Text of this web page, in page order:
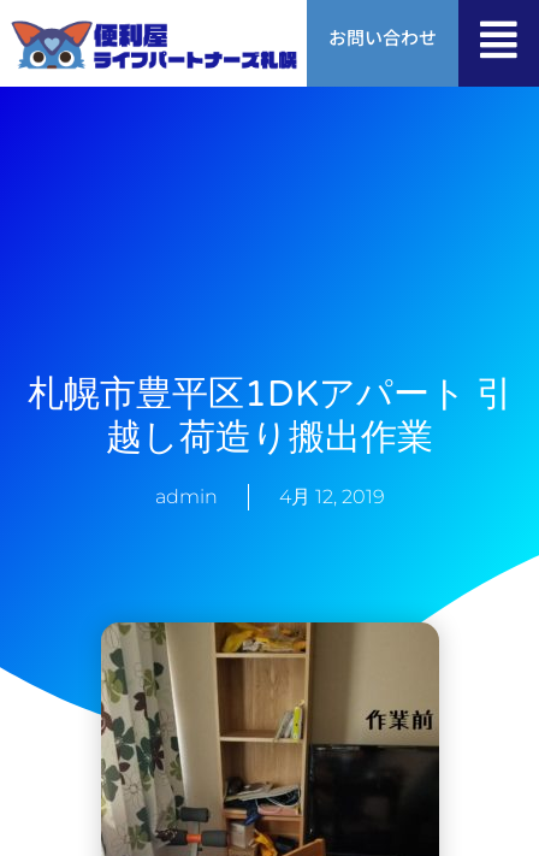
容
ス
お問い合わせ
札幌市豊平区1DKアパート 引
越し荷造り搬出作業
admin 4月 12, 2019